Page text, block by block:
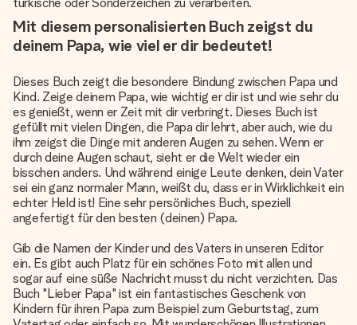
Mit diesem personalisierten Buch zeigst du
deinem Papa, wie viel er dir bedeutet!
Dieses Buch zeigt die besondere Bindung zwischen Papa und
Kind. Zeige deinem Papa, wie wichtig er dir ist und wie sehr du
es genießt, wenn er Zeit mit dir verbringt. Dieses Buch ist
gefüllt mit vielen Dingen, die Papa dir lehrt, aber auch, wie du
ihm zeigst die Dinge mit anderen Augen zu sehen. Wenn er
durch deine Augen schaut, sieht er die Welt wieder ein
bisschen anders. Und während einige Leute denken, dein Vater
sei ein ganz normaler Mann, weißt du, dass er in Wirklichkeit ein
echter Held ist! Eine sehrpersönliches Buch, speziell
angefertigt für den besten (deinen) Papa.
Gib die Namen der Kinder und des Vaters in unseren Editor
ein. Es gibt auch Platz für ein schönes Foto mit allen und
sogar auf eine süße Nachricht musst du nicht verzichten. Das
Buch "Lieber Papa" ist ein fantastisches Geschenk von
Kindern für ihren Papa zum Beispiel zum Geburtstag, zum